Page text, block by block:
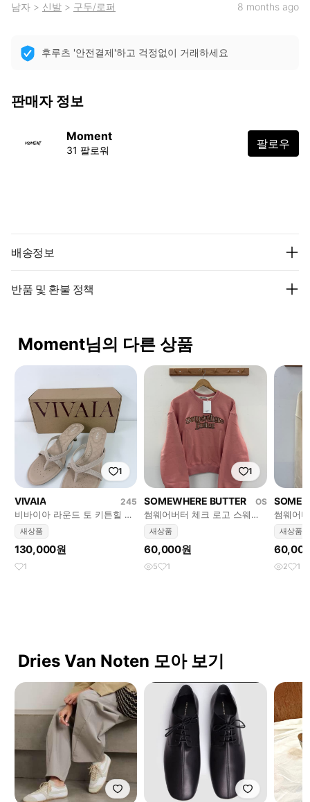
남자 > 신발 > 구두/로퍼 8 months ago
후루츠 '안전결제'하고 걱정없이 거래하세요
판매자 정보
Moment
31 팔로워 팔로우
배송정보
반품 및 환불 정책
Moment님의 다른 상품
1
VIVAIA
245
비바이아 라운드 토 키튼힐 샌
들새상품
130,000원
1
1
SOMEWHERE BUTTER
OS
썸웨어버터 체크 로고 스웨트
셔츠
새상품
60,000원
5 1
썸웨어
셔츠
새상품
2 1
Dries Van Noten 모아 보기